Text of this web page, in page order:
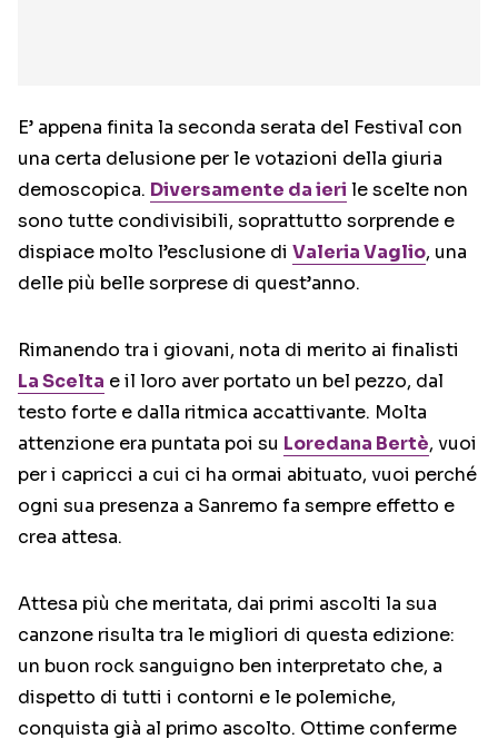
E’ appena finita la seconda serata del Festival con
una certa delusione per le votazioni della giuria
demoscopica. Diversamente da ieri le scelte non
sono tutte condivisibili, soprattutto sorprende e
dispiace molto l’esclusione di Valeria Vaglio, una
delle più belle sorprese di quest’anno.
Rimanendo tra i giovani, nota di merito ai finalisti
La Scelta e il loro aver portato un bel pezzo, dal
testo forte e dalla ritmica accattivante. Molta
attenzione era puntata poi su Loredana Bertè, vuoi
per i capricci a cui ci ha ormai abituato, vuoi perché
ogni sua presenza a Sanremo fa sempre effetto e
crea attesa.
Attesa più che meritata, dai primi ascolti la sua
canzone risulta tra le migliori di questa edizione:
un buon rock sanguigno ben interpretato che, a
dispetto di tutti i contorni e le polemiche,
conquista già al primo ascolto. Ottime conferme